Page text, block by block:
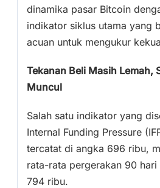
dinamika pasar Bitcoin
indikator siklus utama yang
acuan untuk mengukur
Tekanan Beli Masih Lemah,
Muncul
Salah satu indikator yang
Internal Funding Pressure
tercatat di angka 696 ribu,
rata-rata pergerakan 90
794 ribu.